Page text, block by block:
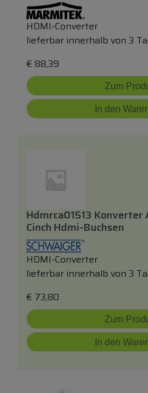
HDMI-Converter
lieferbar innerhalb von 3
€ 88,39
Zum
In den
Hdmrca01513 Konverter
Cinch Hdmi-Buchsen
HDMI-Converter
lieferbar innerhalb von 3
€ 73,80
Zum
In den